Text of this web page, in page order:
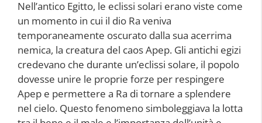
Nell’antico Egitto, le eclissi solari erano viste come
un momento in cui il dio Ra veniva
temporaneamente oscurato dalla sua acerrima
nemica, la creatura del caos Apep. Gli antichi egizi
credevano che durante un’eclissi solare, il popolo
dovesse unire le proprie forze per respingere
Apep e permettere a Ra di tornare a splendere
nel cielo. Questo fenomeno simboleggiava la lotta